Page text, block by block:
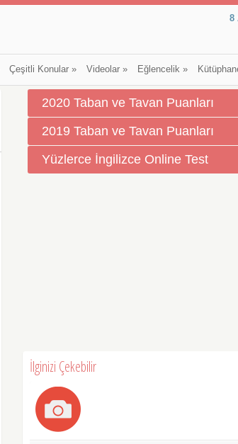
8
Çeşitli Konular» Videolar» Eğlencelik»
2020 Taban ve Tavan Puanları
2019 Taban ve Tavan Puanları
Yüzlerce İngilizce Online Test
İlginizi Çekebilir